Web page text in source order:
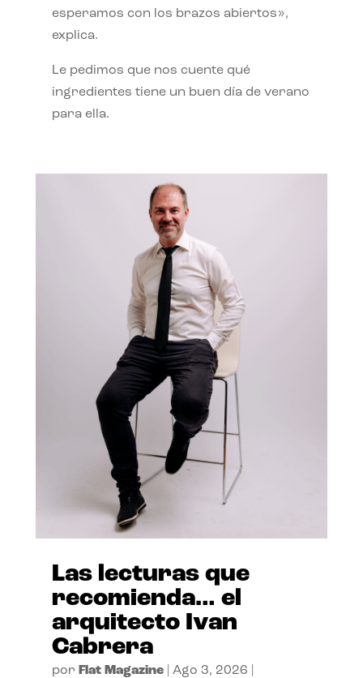
esperamos con los brazos abiertos»,
explica.
Le pedimos que nos cuente qué
ingredientes tiene un buen día de verano
para ella.
Las lecturas que
recomienda… el
arquitecto Ivan
Cabrera
por Flat Magazine| Ago 3, 2026